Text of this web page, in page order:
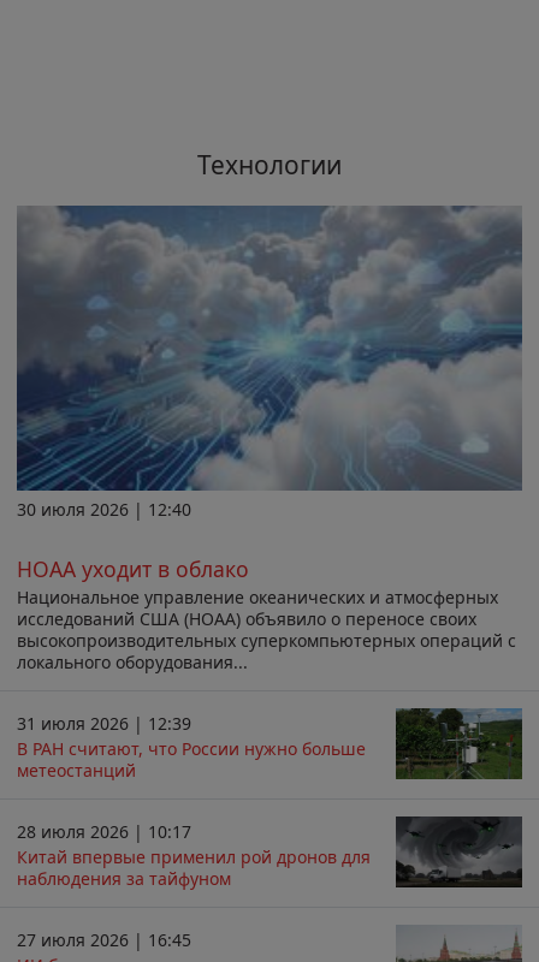
Технологии
30 июля 2026 | 12:40
НОАА уходит в облако
Национальное управление океанических и атмосферных
исследований США (НОАА) объявило о переносе своих
высокопроизводительных суперкомпьютерных операций с
локального оборудования...
31 июля 2026 | 12:39
В РАН считают, что России нужно больше
метеостанций
28 июля 2026 | 10:17
Китай впервые применил рой дронов для
наблюдения за тайфуном
27 июля 2026 | 16:45